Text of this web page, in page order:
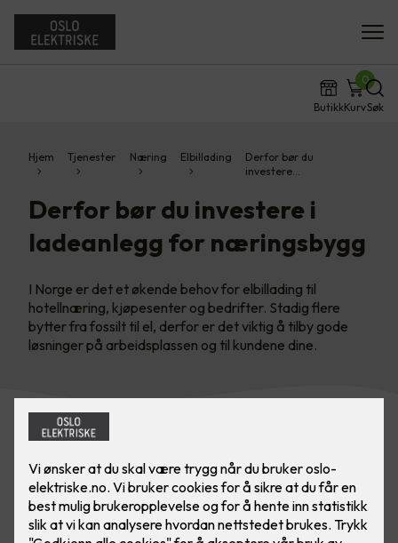
ButikkKurv
0
Søk
Hjem Tjenester Næring Elbillading
Derfor bør du
investere…
Derfor bør du investere i
ladeanlegg for næringsbygg
I Norge er det et økende behov for elbillading til
hotellnæring, kjøpesenter og bedrifter. Stadig flere
bytter fra fossilt til el, derfor er det viktig å tilby gode
løsninger på arbeidsplassen og til kundene dine.